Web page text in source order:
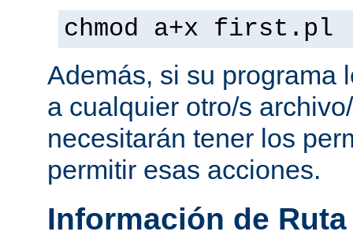
chmod a+x first.pl
Además, si su programa
a cualquier otro/s
necesitarán tener los
permitir esas acciones.
Información de